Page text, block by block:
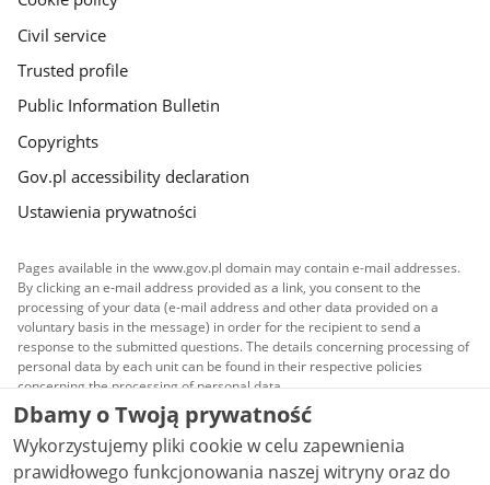
Civil service
Trusted profile
Public Information Bulletin
Copyrights
Gov.pl accessibility declaration
Ustawienia prywatności
Pages available in the www.gov.pl domain may contain e-mail addresses.
By clicking an e-mail address provided as a link, you consent to the
processing of your data (e-mail address and other data provided on a
voluntary basis in the message) in order for the recipient to send a
response to the submitted questions. The details concerning processing of
personal data by each unit can be found in their respective policies
concerning the processing of personal data.
All content published on this website is covered by a
Creative Commons Attribution 3.0 PLlicense, unless
stated otherwise.
Dbamy o Twoją prywatność
Wykorzystujemy pliki cookie w celu zapewnienia
prawidłowego funkcjonowania naszej witryny oraz do